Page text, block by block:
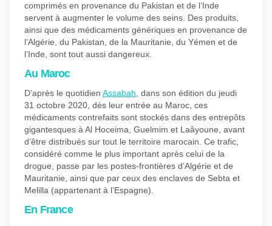
comprimés en provenance du Pakistan et de l’Inde
servent à augmenter le volume des seins. Des produits,
ainsi que des médicaments génériques en provenance de
l’Algérie, du Pakistan, de la Mauritanie, du Yémen et de
l’Inde, sont tout aussi dangereux.
Au Maroc
D’après le quotidien Assabah , dans son édition du jeudi
31 octobre 2020, dès leur entrée au Maroc, ces
médicaments contrefaits sont stockés dans des entrepôts
gigantesques à Al Hoceima, Guelmim et Laâyoune, avant
d’être distribués sur tout le territoire marocain. Ce trafic,
considéré comme le plus important après celui de la
drogue, passe par les postes-frontières d’Algérie et de
Mauritanie, ainsi que par ceux des enclaves de Sebta et
Melilla (appartenant à l’Espagne).
En France